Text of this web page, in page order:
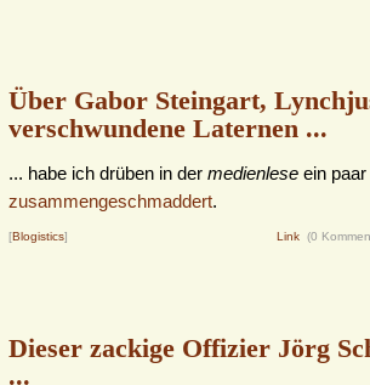
Über Gabor Steingart,
verschwundene Laternen ...
... habe ich drüben in der medienlese ein
zusammengeschmaddert.
[Blogistics] Link (0
Dieser zackige Offizier Jörg
...